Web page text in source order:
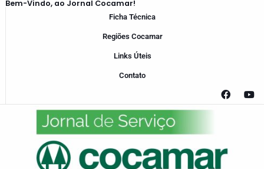
Bem-Vindo, ao Jornal Cocamar!
Ficha Técnica
Regiões Cocamar
Links Úteis
Contato